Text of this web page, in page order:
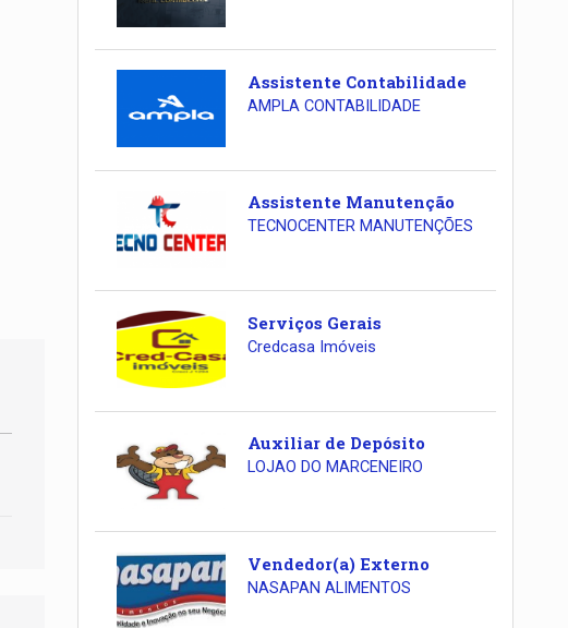
Assistente Contabilidade
AMPLA CONTABILIDADE
Assistente Manutenção
TECNOCENTER MANUTENÇÕES
Serviços Gerais
Credcasa Imóveis
Auxiliar de Depósito
LOJAO DO MARCENEIRO
Vendedor(a) Externo
NASAPAN ALIMENTOS